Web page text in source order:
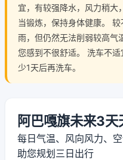
宜，有较强降水，风力稍大
当锻炼，保持身体健康。
雨，但仍然无法削弱较高气
您感到不很舒适。 洗车不
少1天后再洗车。
阿巴嘎旗未来3天
每日气温、风向风力、
助您规划三日出行